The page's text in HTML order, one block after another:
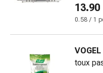
Medicazioni
Bende,
accessori
13.90
0.58 / 1
VOGEL
toux